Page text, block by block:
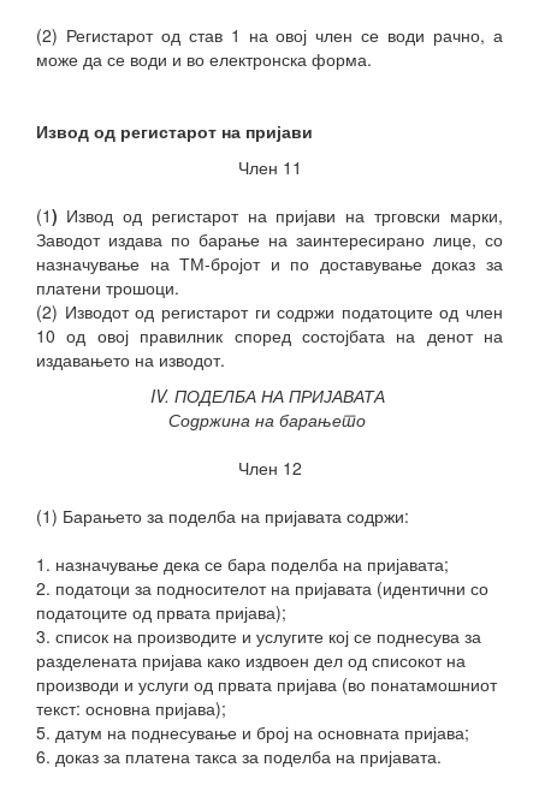
(2) Регистарот од став 1 на овој член се води рачно, а
може да се води и во електронска форма.
Извод од регистарот на пријави
Член 11
(1) Извод од регистарот на пријави на трговски марки,
Заводот издава по барање на заинтересирано лице, со
назначување на ТМ-бројот и по доставување доказ за
платени трошоци.
(2) Изводот од регистарот ги содржи податоците од член
10 од овој правилник според состојбата на денот на
издавањето на изводот.
IV. ПОДЕЛБА НА ПРИЈАВАТА
Содржина на барањето
Член 12
(1) Барањето за поделба на пријавата содржи:
1. назначување дека се бара поделба на пријавата;
2. податоци за подносителот на пријавата (идентични со
податоците од првата пријава);
3. список на производите и услугите кој се поднесува за
разделената пријава како издвоен дел од списокот на
производи и услуги од првата пријава (во понатамошниот
текст: основна пријава);
5. датум на поднесување и број на основната пријава;
6. доказ за платена такса за поделба на пријавата.